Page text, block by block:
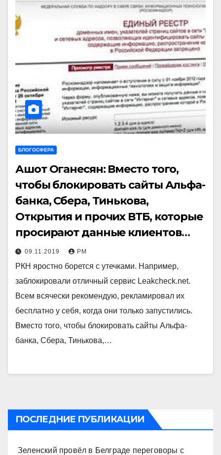
БЛОГОСФЕРА
Ашот Оганесян: Вместо того,
чтобы блокировать сайты Альфа-
банка, Сбера, Тинькова,
Открытия и прочих ВТБ, которые
просирают данные клиентов
тысячами, они блокируют сайт,
позволяющий искать по уже
утекшим паролям
09.11.2019 РМ
РКН яростно борется с утечками. Например,
заблокировали отличный сервис Leakcheck.net.
Всем всячески рекомендую, рекламировал их
бесплатно у себя, когда они только запустились.
Вместо того, чтобы блокировать сайты Альфа-
банка, Сбера, Тинькова,…
ПОСЛЕДНИЕ ПУБЛИКАЦИИ
Зеленский провёл в Белграде переговоры с